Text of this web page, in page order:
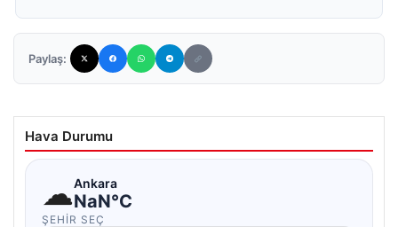
Paylaş:
Hava Durumu
☁Ankara
NaN°C
ŞEHIR SEÇ